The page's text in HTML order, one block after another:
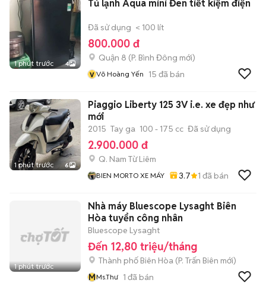
1 phút trước 4
Tủ lạnh Aqua mini Đen tiết kiệm điện
Đã sử dụng < 100 lít
800.000 đ
Quận 8 (P. Bình Đông mới)
v Võ Hoàng Yến 15 đã bán
1 phút trước 6
Piaggio Liberty 125 3V i.e. xe đẹp như
mới
2015 Tay ga 100 - 175 cc Đã sử dụng
2.900.000 đ
Q. Nam Từ Liêm
BIEN MORTO XE MÁY 3.7 1 đã bán
1 phút trước
Nhà máy Bluescope Lysaght Biên
Hòa tuyển công nhân
Bluescope Lysaght
Đến 12,80 triệu/tháng
Thành phố Biên Hòa (P. Trấn Biên mới)
MMs.Thư 1 đã bán